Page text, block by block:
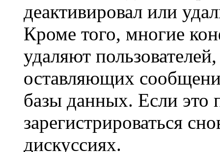
деактивировал или
Кроме того, многие
удаляют
оставляющих
базы данных. Если это
зарегистрироваться
дискуссиях.